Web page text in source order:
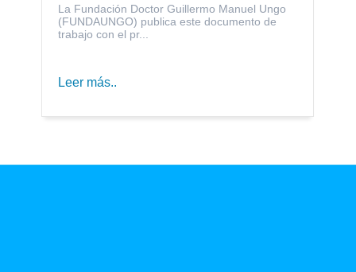
La Fundación Doctor Guillermo Manuel Ungo
(FUNDAUNGO) publica este documento de
trabajo con el pr...
Leer más..